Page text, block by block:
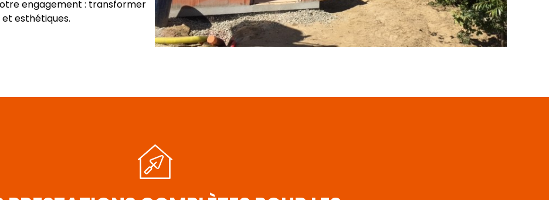
engagement : transformer
esthétiques.